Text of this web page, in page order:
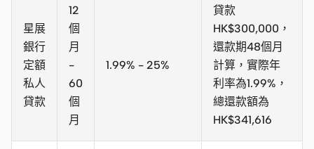
星展
銀行
定額
私人
貸款
12
個
月
-
60
個
月
1.99% - 25%
貸款
HK$300,000，
還款期48個月
計算，實際年
利率為1.99%，
總還款額為
HK$341,616